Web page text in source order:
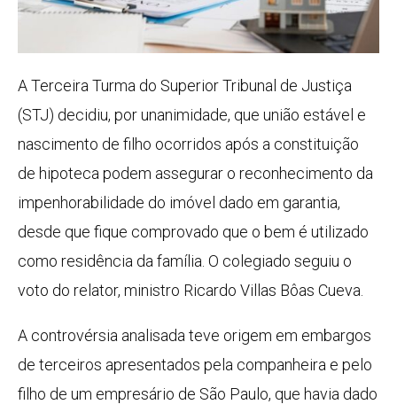
A Terceira Turma do Superior Tribunal de Justiça
(STJ) decidiu, por unanimidade, que união estável e
nascimento de filho ocorridos após a constituição
de hipoteca podem assegurar o reconhecimento da
impenhorabilidade do imóvel dado em garantia,
desde que fique comprovado que o bem é utilizado
como residência da família. O colegiado seguiu o
voto do relator, ministro Ricardo Villas Bôas Cueva.
A controvérsia analisada teve origem em embargos
de terceiros apresentados pela companheira e pelo
filho de um empresário de São Paulo, que havia dado